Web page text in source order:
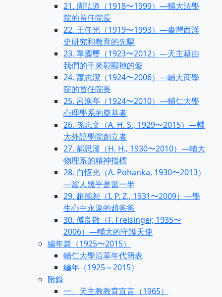
21. 周弘道（1918〜1999）—輔大法學
院的首任院長
22. 王任光（1919〜1993）—臺灣西洋
史研究和教育的先驅
23. 單國璽（1923〜2012）—天主藉由
我們的手來彰顯衪的愛
24. 蕭志潔（1924〜2006）—輔大商學
院的首任院長
25. 呂漁亭（1924〜2010）—輔仁大學
心理學系的奠基者
26. 孫志文（A. H. S., 1929〜2015）—輔
大外語學院創立者
27. 郝思漢（H. H., 1930〜2010）—輔大
物理系的精神指標
28. 白恆光（A. Pohanka, 1930〜2013）
—當人幾乎是當一半
29. 趙德恕（I. P. Z., 1931〜2009）—學
生心中永遠的趙爸爸
30. 傅良敬（F. Freisinger, 1935〜
2006）—輔大的守護天使
編年篇（1925〜2015）
輔仁大學沿革年代簡表
編年（1925～2015）
附錄
一、天主教教育宣言（1965）